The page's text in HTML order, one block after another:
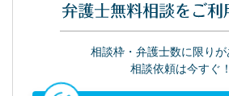
弁護士無料相談をご利
相談枠・弁護士数に限りが
相談依頼は今すぐ！